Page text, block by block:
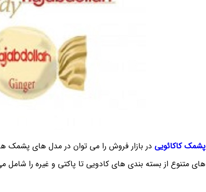
پشمک کاکائویی در بازار فروش را می توان در مدل های پشمک
های متنوع از بسته بندی های کادویی تا پاکتی و غیره را